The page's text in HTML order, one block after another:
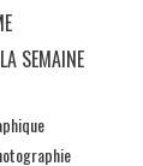
SEMAINE